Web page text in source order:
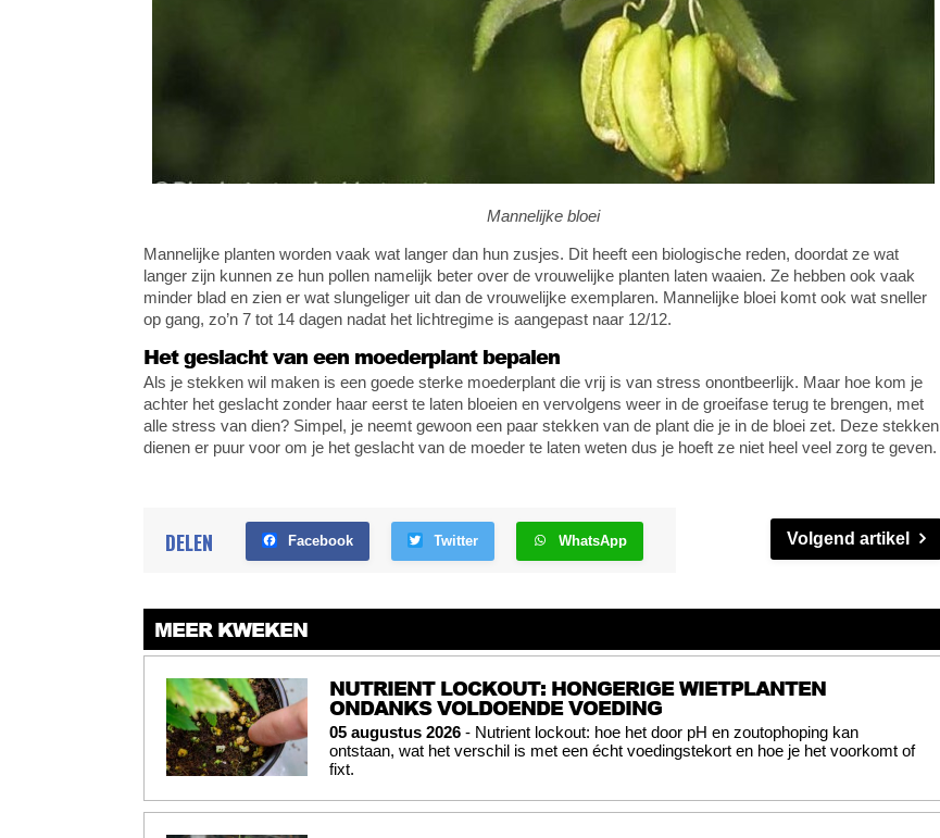
Mannelijke bloei
Mannelijke planten worden vaak wat langer dan hun zusjes. Dit heeft een biologische reden, doordat ze wat
langer zijn kunnen ze hun pollen namelijk beter over de vrouwelijke planten laten waaien. Ze hebben ook vaak
minder blad en zien er wat slungeliger uit dan de vrouwelijke exemplaren. Mannelijke bloei komt ook wat sneller
op gang, zo’n 7 tot 14 dagen nadat het lichtregime is aangepast naar 12/12.
Het geslacht van een moederplant bepalen
Als je stekken wil maken is een goede sterke moederplant die vrij is van stress onontbeerlijk. Maar hoe kom je
achter het geslacht zonder haar eerst te laten bloeien en vervolgens weer in de groeifase terug te brengen, met
alle stress van dien? Simpel, je neemt gewoon een paar stekken van de plant die je in de bloei zet. Deze stekken
dienen er puur voor om je het geslacht van de moeder te laten weten dus je hoeft ze niet heel veel zorg te geven.
DELEN Facebook Twitter WhatsApp Volgend artikel
MEER KWEKEN
NUTRIENT LOCKOUT: HONGERIGE WIETPLANTEN
ONDANKS VOLDOENDE VOEDING
05 augustus 2026 - Nutrient lockout: hoe het door pH en zoutophoping kan
ontstaan, wat het verschil is met een écht voedingstekort en hoe je het voorkomt of
fixt.